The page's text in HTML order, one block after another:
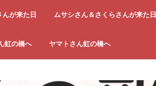
んが来た日 ムサシさん＆さくらさんが来た日
虹の橋へ ヤマトさん虹の橋へ